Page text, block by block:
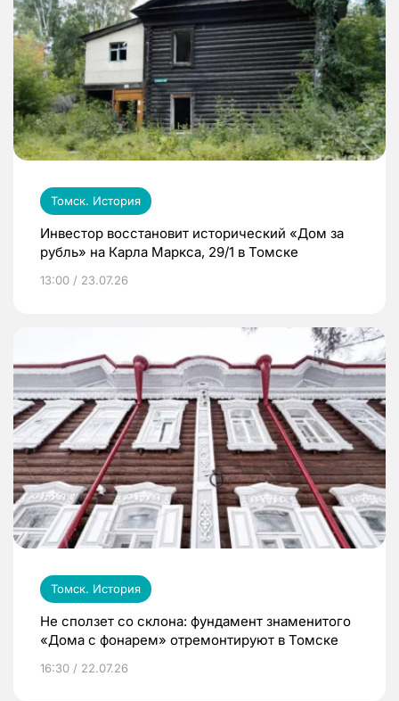
Томск. История
Инвестор восстановит исторический «Дом за
рубль» на Карла Маркса, 29/1 в Томске
13:00 / 23.07.26
Томск. История
Не сползет со склона: фундамент знаменитого
«Дома с фонарем» отремонтируют в Томске
16:30 / 22.07.26